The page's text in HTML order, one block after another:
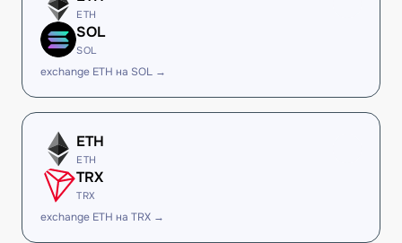
ETH
SOL
SOL
exchange ETH на SOL →
ETH
ETH
TRX
TRX
exchange ETH на TRX →